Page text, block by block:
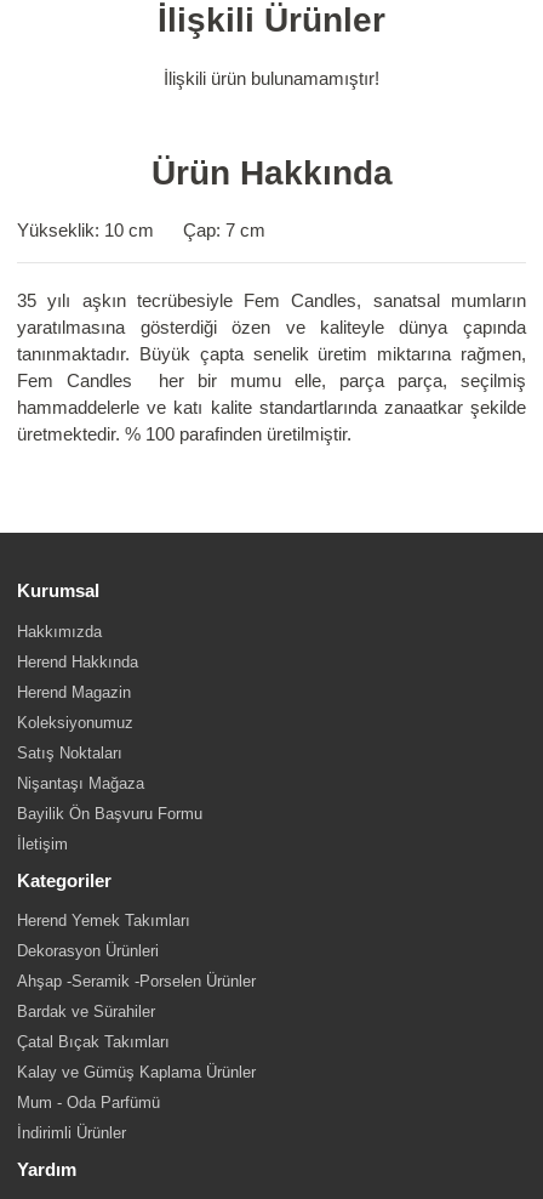
İlişkili Ürünler
İlişkili ürün bulunamamıştır!
Ürün Hakkında
Yükseklik: 10 cm Çap: 7 cm
35 yılı aşkın tecrübesiyle Fem Candles, sanatsal mumların
yaratılmasına gösterdiği özen ve kaliteyle dünya çapında
tanınmaktadır. Büyük çapta senelik üretim miktarına rağmen,
Fem Candles her bir mumu elle, parça parça, seçilmiş
hammaddelerle ve katı kalite standartlarında zanaatkar şekilde
üretmektedir. % 100 parafinden üretilmiştir.
Kurumsal
Hakkımızda
Herend Hakkında
Herend Magazin
Koleksiyonumuz
Satış Noktaları
Nişantaşı Mağaza
Bayilik Ön Başvuru Formu
İletişim
Kategoriler
Herend Yemek Takımları
Dekorasyon Ürünleri
Ahşap -Seramik -Porselen Ürünler
Bardak ve Sürahiler
Çatal Bıçak Takımları
Kalay ve Gümüş Kaplama Ürünler
Mum - Oda Parfümü
İndirimli Ürünler
Yardım